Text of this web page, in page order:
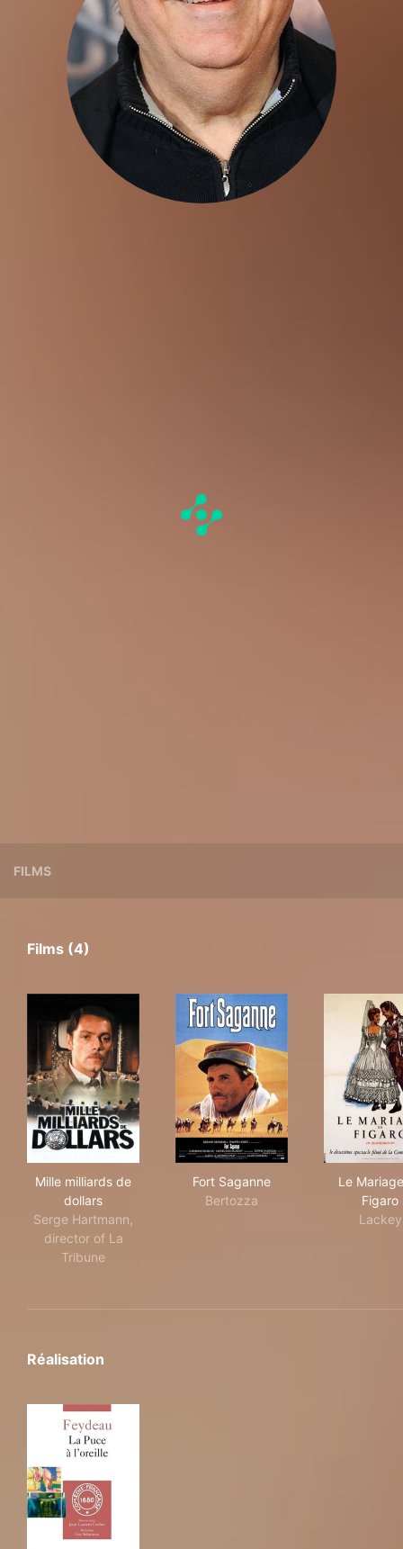
FILMS
Films (4)
Mille milliards de
dollars
Serge Hartmann,
director of La
Tribune
Fort Saganne
Bertozza
Le
Figaro
Lackey
Réalisation